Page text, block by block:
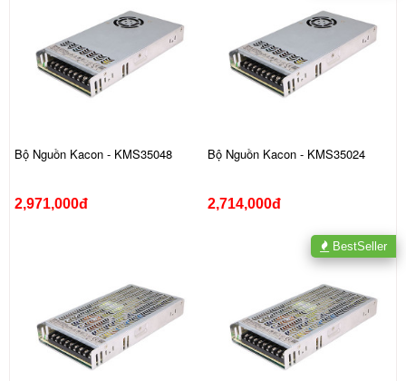
Bộ Nguồn Kacon - KMS35048
2,971,000đ
Bộ Nguồn Kacon - KMS35024
2,714,000đ
BestSeller